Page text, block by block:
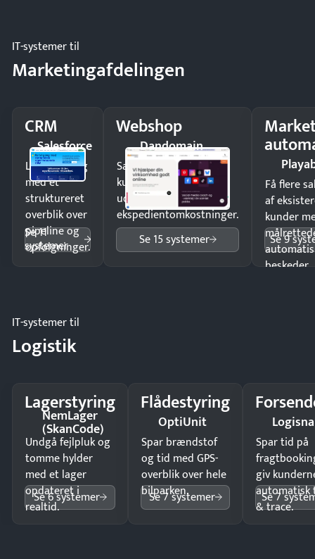
IT-systemer til
Marketingafdelingen
CRM
Salesforce
Luk flere salg
med et
struktureret
overblik over
pipeline og
opfølgninger.
Se 11
systemer
Webshop
Dandomain
Sælg produkter 24/7 til
kunder i hele landet
uden
ekspedientomkostninger.
Se 15 systemer
Få flere
af
kunder
beskeder.
Se 9
IT-systemer til
Logistik
Lagerstyring
NemLager
(SkanCode)
Undgå fejlpluk og
tomme hylder
med et lager
opdateret i
realtid.
Se 6 systemer
Flådestyring
OptiUnit
Spar brændstof
og tid med GPS-
overblik over hele
bilparken.
Se 7 systemer
Spar tid på
giv
automatisk
& trace.
Se 7